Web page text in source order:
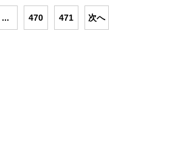
... 470 471 次へ